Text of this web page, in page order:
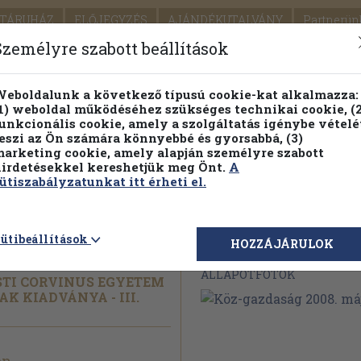
ELŐJEGYZÉS AJÁNDÉKUTALVÁNY
SEGÍTSÉG
PILLANATNYI ÁRAINK FENNTARTHATÓ
Részletes kereső Témaköri fa
május
CORVINUS EGYETEM
KIADVÁNYA - III.
Megvásárolható
ÁLLAPOTFOTÓK
szabott beállítások
a következő típusú cookie-kat alkalmazza:
weboldal működéséhez szükséges technikai cookie,
cookie, amely a szolgáltatás igénybe
az Ön számára könnyebbé és gyorsabbá, (3)
cookie, amely alapján személyre szabott
kereshetjük meg Önt. A
itt érheti el.
HOZZÁJÁRULOK